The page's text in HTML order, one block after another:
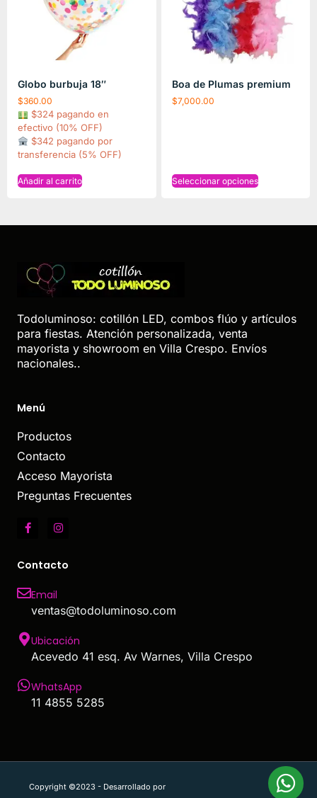
Globo burbuja 18″
$360.00
$324 pagando en
efectivo (10% OFF)
$342 pagando por
transferencia (5% OFF)
Añadir al carrito
Boa de Plumas premium
$7,000.00
Seleccionar opciones
Todoluminoso: cotillón LED, combos flúo y artículos
para fiestas. Atención personalizada, venta
mayorista y showroom en Villa Crespo. Envíos
nacionales..
Menú
Productos
Contacto
Acceso Mayorista
Preguntas Frecuentes
Contacto
Email
ventas@todoluminoso.com
Ubicación
Acevedo 41 esq. Av Warnes, Villa Crespo
WhatsApp
11 4855 5285
Copyright ©2023 - Desarrollado por